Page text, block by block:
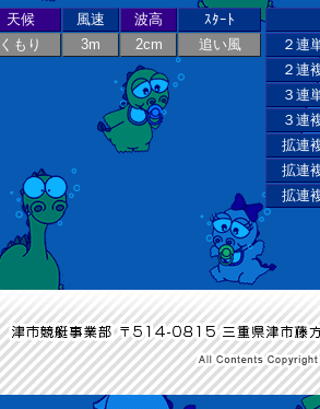
天候 風速 波高
ｽﾀｰﾄ
くもり
3m 2cm 追い風
２連
２連
３連
３連
拡連
拡連
拡連